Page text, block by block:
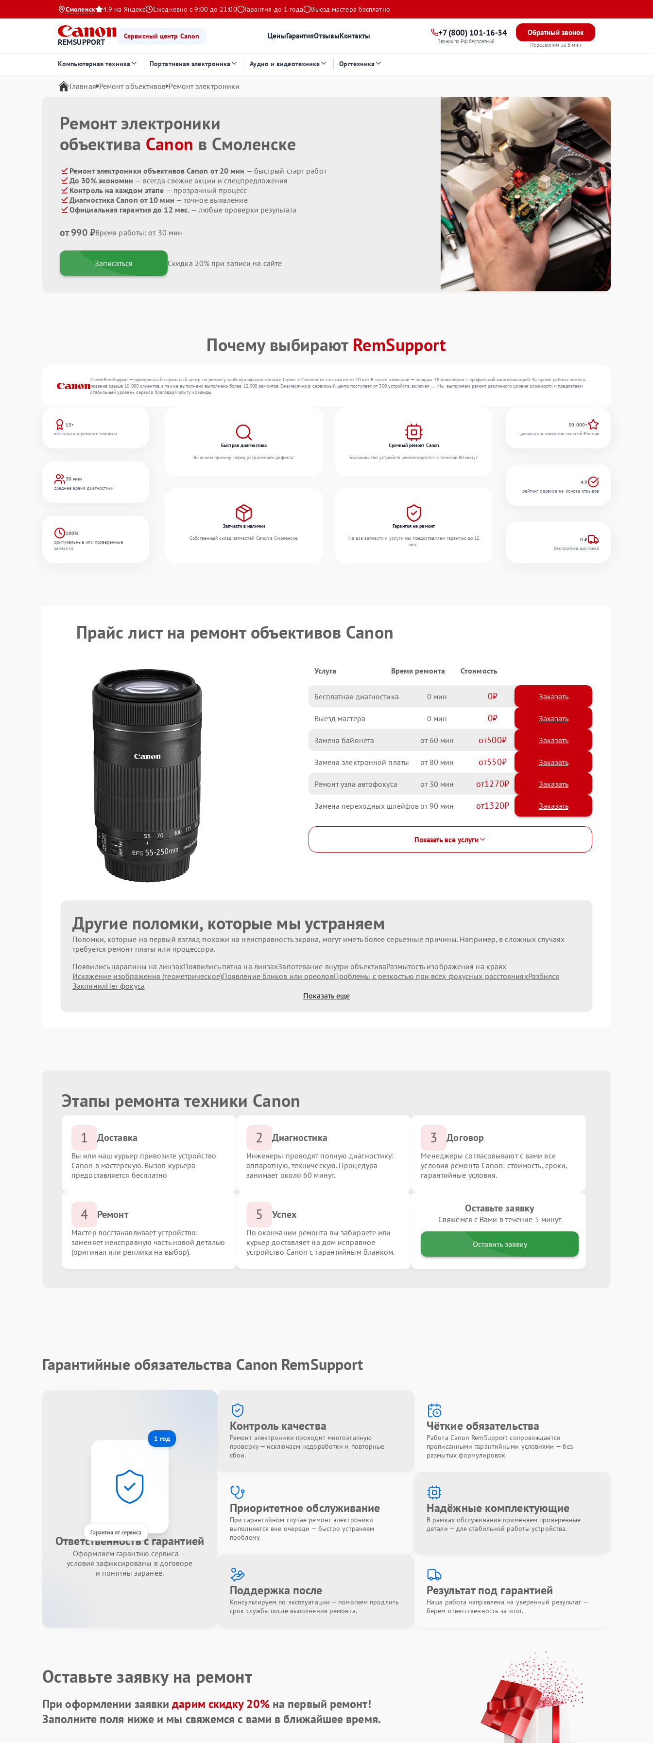
Смоленск 4.9 на Яндекс Ежедневно с 9:00 до 21:00 Гарантия до 1 года Выезд мастера бесплатно
REMSUPPORT
Сервисный центр Canon ЦеныГарантияОтзывыКонтакты +7 (800) 101-16-34
Звонок по РФ бесплатный
Обратный звонок
Перезвоним за 5 мин
Компьютерная техника Портативная электроника Аудио и видеотехника Оргтехника
Главная Ремонт объективов Ремонт электроники
Ремонт электроники
объектива Canon в Смоленске
Ремонт электроники объективов Canon от 20 мин — быстрый старт работ
До 30% экономии — всегда свежие акции и спецпредложения
Контроль на каждом этапе — прозрачный процесс
Диагностика Canon от 10 мин — точное выявление
Официальная гарантия до 12 мес. — любые проверки результата
от 990 ₽Время работы: от 30 мин
Записаться Скидка 20% при записи на сайте
Почему выбирают RemSupport
CanonRemSupport — проверенный сервисный центр по ремонту и обслуживанию техники Canon в Смоленске со стажем от 10 лет. В штате компании — порядка 18 инженеров с профильной квалификацией. За время работы помощь
оказана свыше 10 000 клиентов, а также выполнено выполнено более 12 000 ремонтов. Ежемесячно в сервисный центр поступает от 300 устройств, включая , , . Мы выполняем ремонт различного уровня сложности и предлагаем
стабильный уровень сервиса благодаря опыту команды.
13+
лет опыта в ремонте техники
30 мин
среднее время диагностики
100%
оригинальные или проверенные
запчасти
Быстрая диагностика
Выясним причину перед устранением дефекта.
Срочный ремонт Canon
Большинство устройств ремонтируются в течении 60 минут.
Запчасти в наличии
Собственный склад запчастей Canon в Смоленске.
Гарантия на ремонт
На все запчасти и услуги мы предоставляем гарантию до 12
мес.
50 000+
довольных клиентов по всей России
4.9
рейтинг сервиса на основе отзывов
0 ₽
бесплатная доставка
Прайс лист на ремонт объективов Canon
Услуга Время ремонта Стоимость
Бесплатная диагностика 0 0 Заказать
Выезд мастера 0 0 Заказать
Замена байонета 60 500
Замена электронной платы 80 550
Ремонт узла автофокуса 30 1270
Замена переходных шлейфов 90 1320
Показать все услуги
Другие поломки, которые мы устраняем
Поломки, которые на первый взгляд похожи на неисправность экрана, могут иметь более серьезные причины. Например, в сложных случаях
требуется ремонт платы или процессора.
Появились царапины на линзахПоявились пятна на линзахЗапотевание внутри объективаРазмытость изображения на краях
Искажение изображения (геометрическое)Появление бликов или ореоловПроблемы с резкостью при всех фокусных расстоянияхРазбился
ЗаклинилНет фокуса
Показать еще
Этапы ремонта техники Canon
1 Доставка
Вы или наш курьер привозите устройство
Canon в мастерскую. Вызов курьера
предоставляется бесплатно
2 Диагностика
Инженеры проводят полную диагностику:
аппаратную, техническую. Процедура
занимает около 60 минут.
3 Договор
Менеджеры согласовывают с вами все
условия ремонта Canon: стоимость, сроки,
гарантийные условия.
4 Ремонт
Мастер восстанавливает устройство:
заменяет неисправную часть новой деталью
(оригинал или реплика на выбор).
5 Успех
По окончании ремонта вы забираете или
курьер доставляет на дом исправное
устройство Canon с гарантийным бланком.
Оставьте заявку
Свяжемся с Вами в течение 5 минут
Оставить заявку
Гарантийные обязательства Canon RemSupport
1 год
Гарантия от сервиса
Ответственность с гарантией
Оформляем гарантию сервиса —
условия зафиксированы в договоре
и понятны заранее.
Контроль качества
Ремонт электроники проходит многоэтапную
проверку — исключаем недоработки и повторные
сбои.
Чёткие обязательства
Работа Canon RemSupport сопровождается
прописанными гарантийными условиями — без
размытых формулировок.
Приоритетное обслуживание
При гарантийном случае ремонт электроники
выполняется вне очереди — быстро устраняем
проблему.
Надёжные комплектующие
В рамках обслуживания применяем проверенные
детали — для стабильной работы устройства.
Поддержка после
Консультируем по эксплуатации — помогаем продлить
срок службы после выполнения ремонта.
Результат под гарантией
Наша работа направлена на уверенный результат —
берём ответственность за итог.
Оставьте заявку на ремонт
При оформлении заявкидарим скидку 20%на первый ремонт!
Заполните поля ниже и мы свяжемся с вами в ближайшее время.